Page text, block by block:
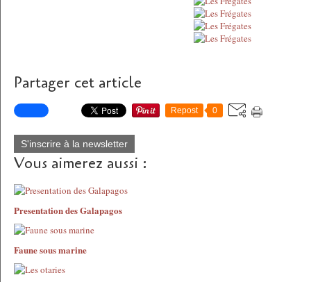
Partager cet article
Repost 0
S'inscrire à la newsletter
Vous aimerez aussi :
Presentation des Galapagos
Faune sous marine